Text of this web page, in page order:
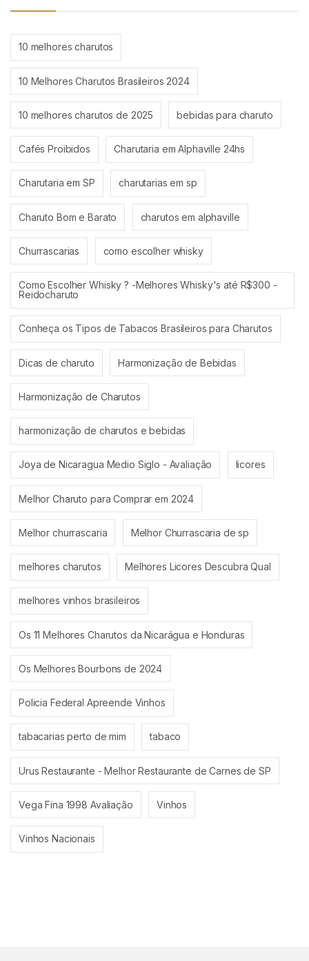
10 melhores charutos
10 Melhores Charutos Brasileiros 2024
10 melhores charutos de 2025 bebidas para charuto
Cafés Proibidos Charutaria em Alphaville 24hs
Charutaria em SP charutarias em sp
Charuto Bom e Barato charutos em alphaville
Churrascarias como escolher whisky
Como Escolher Whisky ? -Melhores Whisky's até R$300 -
Reidocharuto
Conheça os Tipos de Tabacos Brasileiros para Charutos
Dicas de charuto Harmonização de Bebidas
Harmonização de Charutos
harmonização de charutos e bebidas
Joya de Nicaragua Medio Siglo - Avaliação licores
Melhor Charuto para Comprar em 2024
Melhor churrascaria Melhor Churrascaria de sp
melhores charutos Melhores Licores Descubra Qual
melhores vinhos brasileiros
Os 11 Melhores Charutos da Nicarágua e Honduras
Os Melhores Bourbons de 2024
Policia Federal Apreende Vinhos
tabacarias perto de mim tabaco
Urus Restaurante - Melhor Restaurante de Carnes de SP
Vega Fina 1998 Avaliação Vinhos
Vinhos Nacionais